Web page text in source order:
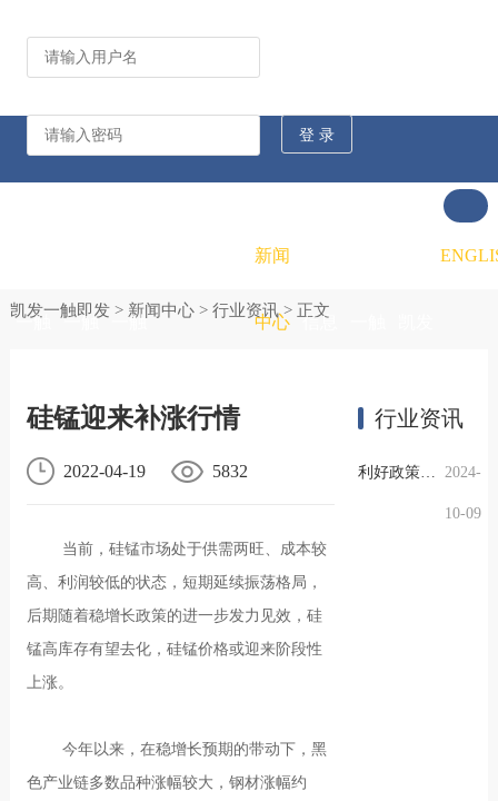
一触 一触 一触
新闻
中心 信息
凯发一触即发> 新闻中心> 行业资讯> 正文
硅锰迎来补涨行情
2022-04-19 5832
当前，硅锰市场处于供需两旺、成本较
高、利润较低的状态，短期延续振荡格局，
后期随着稳增长政策的进一步发力见效，硅
锰高库存有望去化，硅锰价格或迎来阶段性
上涨。
今年以来，在稳增长预期的带动下，黑
色产业链多数品种涨幅较大，钢材涨幅约
行业资讯
利好政策提振钢市信心，四季度行业需求或小幅上升 2024-
10-09